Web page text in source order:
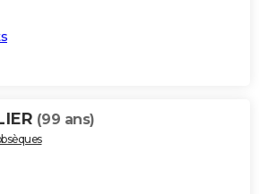
(99 ans)